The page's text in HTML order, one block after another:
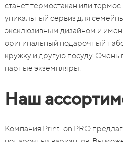
станет термостакан или
уникальный сервиз для
эксклюзивным дизайном и
оригинальный подарочный
кружку и другую посуду.
парные экземпляры.
Наш
Компания Print-on.PRO